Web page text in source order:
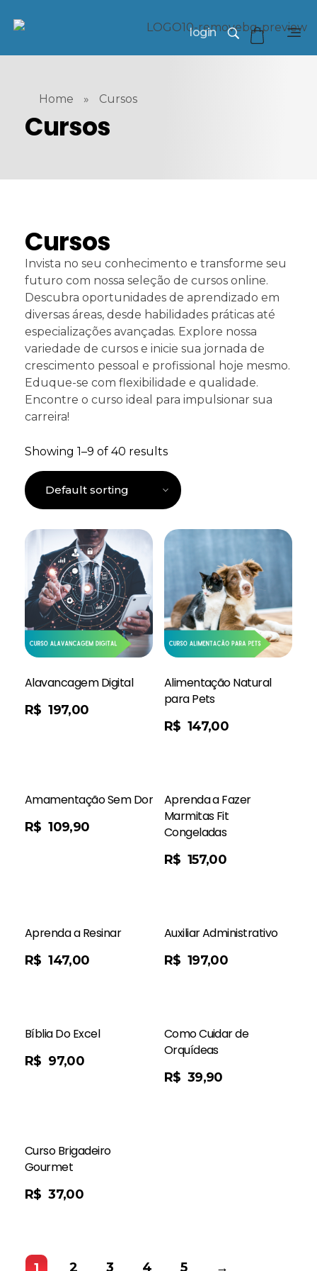
login
Home » Cursos
Cursos
Cursos
Invista no seu conhecimento e transforme seu
futuro com nossa seleção de cursos online.
Descubra oportunidades de aprendizado em
diversas áreas, desde habilidades práticas até
especializações avançadas. Explore nossa
variedade de cursos e inicie sua jornada de
crescimento pessoal e profissional hoje mesmo.
Eduque-se com flexibilidade e qualidade.
Encontre o curso ideal para impulsionar sua
carreira!
Showing 1–9 of 40 results
Alavancagem Digital
R$ 197,00
Alimentação Natural
para Pets
R$ 147,00
Saiba Mais
Amamentação Sem Dor
R$ 109,90
Aprenda a Fazer
Marmitas Fit
Congeladas
R$ 157,00
Aprenda a Resinar
R$ 147,00
Auxiliar Administrativo
R$ 197,00
Saiba Mais
Bíblia Do Excel
R$ 97,00
Como Cuidar de
Orquídeas
R$ 39,90
Curso Brigadeiro
Gourmet
R$ 37,00
2 3 4 5 →